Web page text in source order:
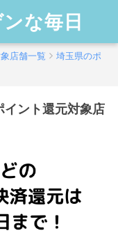
な毎日
店舗一覧
埼玉県のポ
イント還元対象店